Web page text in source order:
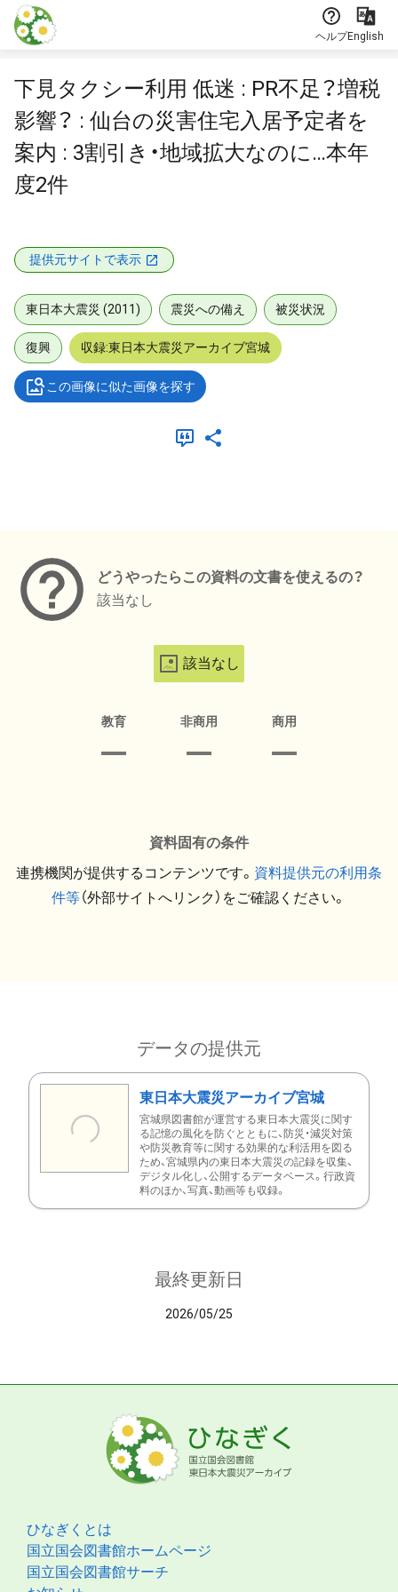
本文に飛ぶ
ヘルプEnglish
下見タクシー利用 低迷 : PR不足？増税
影響？ : 仙台の災害住宅入居予定者を
案内 : 3割引き・地域拡大なのに…本年
度2件
提供元サイトで表示
東日本大震災 (2011) 震災への備え 被災状況
復興 収録:東日本大震災アーカイブ宮城
この画像に似た画像を探す
どうやったらこの資料の文書を使えるの？
該当なし
該当なし
教育 非商用 商用
資料固有の条件
連携機関が提供するコンテンツです。 資料提供元の利用条
件等（外部サイトへリンク）をご確認ください。
データの提供元
東日本大震災アーカイブ宮城
宮城県図書館が運営する東日本大震災に関す
る記憶の風化を防ぐとともに、防災・減災対策
や防災教育等に関する効果的な利活用を図る
ため、宮城県内の東日本大震災の記録を収集、
デジタル化し、公開するデータベース。行政資
料のほか、写真、動画等も収録。
最終更新日
2026/05/25
ひなぎくとは
国立国会図書館ホームページ
国立国会図書館サーチ